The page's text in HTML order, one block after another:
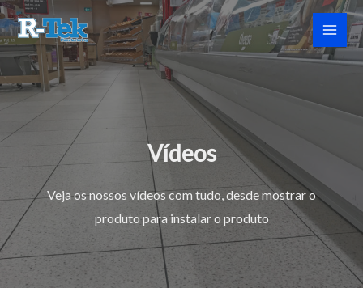
Skip
to
content
Vídeos
Veja os nossos vídeos com tudo, desde mostrar o
produto para instalar o produto